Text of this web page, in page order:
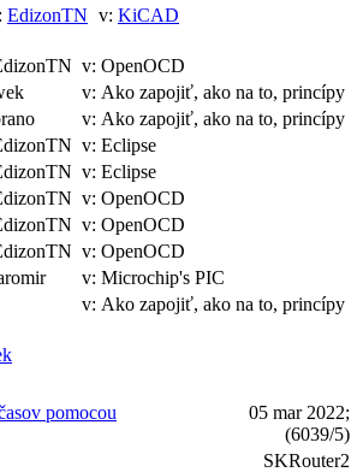
EdizonTN v: KiCAD
v: OpenOCD
v: Ako zapojiť, ako na to, princípy
v: Ako zapojiť, ako na to, princípy
v: Eclipse
v: Eclipse
v: OpenOCD
v: OpenOCD
v: OpenOCD
v: Microchip's PIC
v: Ako zapojiť, ako na to, princípy
pomocou
05 mar 2022;
(6039/5)
SKRouter2